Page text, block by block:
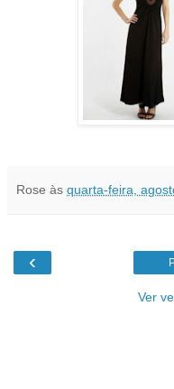
Rose às quarta-feira,
‹
Ver